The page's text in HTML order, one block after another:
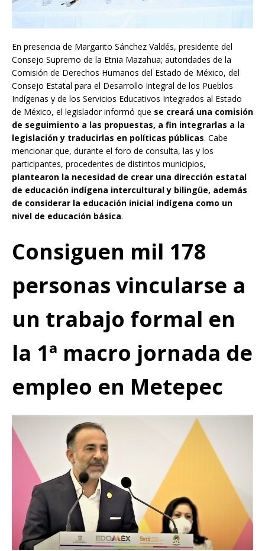
En presencia de Margarito Sánchez Valdés, presidente del
Consejo Supremo de la Etnia Mazahua; autoridades de la
Comisión de Derechos Humanos del Estado de México, del
Consejo Estatal para el Desarrollo Integral de los Pueblos
Indígenas y de los Servicios Educativos Integrados al Estado
de México, el legislador informó que se creará una comisión
de seguimiento a las propuestas, a fin integrarlas a la
legislación y traducirlas en políticas públicas. Cabe
mencionar que, durante el foro de consulta, las y los
participantes, procedentes de distintos municipios,
plantearon la necesidad de crear una dirección estatal
de educación indígena intercultural y bilingüe, además
de considerar la educación inicial indígena como un
nivel de educación básica.
Consiguen mil 178
personas vincularse a
un trabajo formal en
la 1ª macro jornada de
empleo en Metepec